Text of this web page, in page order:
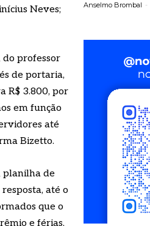
Neves;
do professor
de portaria,
R$ 3.800, por
em função
até
Bizetto.
planilha de
até o
que o
e férias,
Anselmo Brombal -